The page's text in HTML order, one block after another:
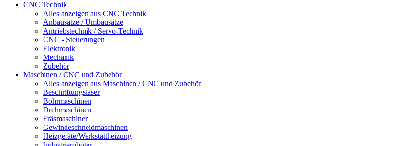
CNC Technik
Alles anzeigen aus CNC Technik
Anbausätze / Umbausätze
Antriebstechnik / Servo-Technik
CNC - Steuerungen
Elektronik
Mechanik
Zubehör
Maschinen / CNC und Zubehör
Alles anzeigen aus Maschinen / CNC und Zubehör
Beschriftungslaser
Bohrmaschinen
Drehmaschinen
Fräsmaschinen
Gewindeschneidmaschinen
Heizgeräte/Werkstattheizung